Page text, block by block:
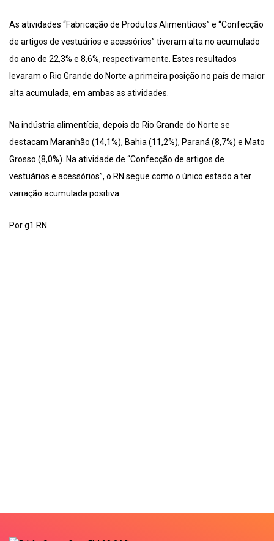
As atividades “Fabricação de Produtos Alimentícios” e “Confecção
de artigos de vestuários e acessórios” tiveram alta no acumulado
do ano de 22,3% e 8,6%, respectivamente. Estes resultados
levaram o Rio Grande do Norte a primeira posição no país de maior
alta acumulada, em ambas as atividades.
Na indústria alimentícia, depois do Rio Grande do Norte se
destacam Maranhão (14,1%), Bahia (11,2%), Paraná (8,7%) e Mato
Grosso (8,0%). Na atividade de “Confecção de artigos de
vestuários e acessórios”, o RN segue como o único estado a ter
variação acumulada positiva.
Por g1 RN